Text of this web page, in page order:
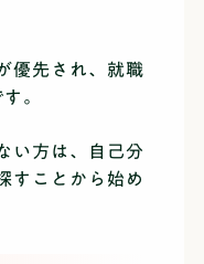
優先され、就職
。
い方は、自己分
すことから始め